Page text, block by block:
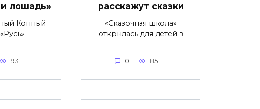
лошадь»
Конный
93
расскажут сказки
«Сказочная школа»
открылась для детей в
0 85